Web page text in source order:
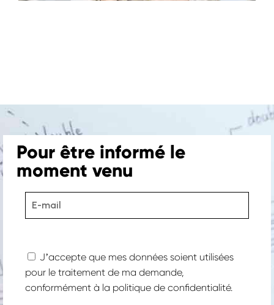
Pour être informé le
moment venu
Jʼaccepte que mes données soient utilisées
pour le traitement de ma demande,
conformément à la politique de confidentialité.